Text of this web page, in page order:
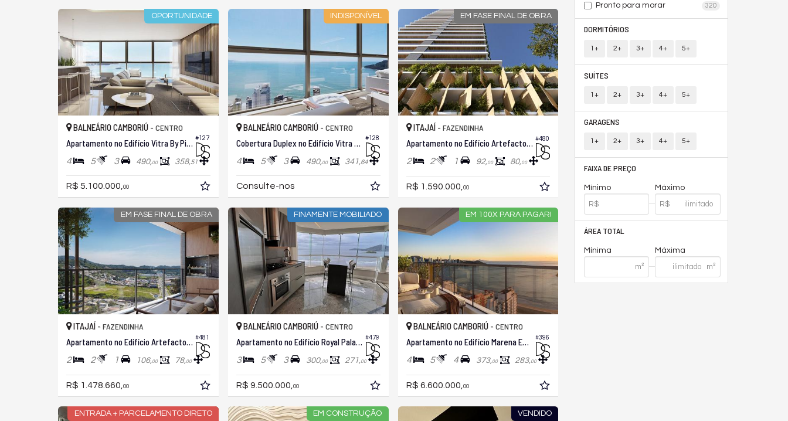
Pronto para morar 320
DORMITÓRIOS
1+ 2+ 3+ 4+ 5+
SUÍTES
1+ 2+ 3+ 4+ 5+
GARAGENS
1+ 2+ 3+ 4+ 5+
FAIXA DE PREÇO
Mínimo Máximo
ÁREA TOTAL
Mínima Máxima
OPORTUNIDADE
#127
BALNEÁRIO CAMBORIÚ - CENTRO
Apartamento no Edifício Vitra By Pininfarina
4 5 3 490,00 358,51
R$ 5.100.000, 00
INDISPONÍVEL
#128
BALNEÁRIO CAMBORIÚ - CENTRO
Cobertura Duplex no Edifício Vitra By Pininfarina
4 5 3 490,00 341,64
Consulte-nos
EM FASE FINAL DE OBRA
#480
ITAJAÍ - FAZENDINHA
Apartamento no Edifício Artefacto Towers By Ck,
2 2 1 92,00 80,00
R$ 1.590.000, 00
EM FASE FINAL DE OBRA
#481
ITAJAÍ - FAZENDINHA
Apartamento no Edifício Artefacto Towers By Ck,
2 2 1 106,00 78,00
R$ 1.478.660, 00
FINAMENTE MOBILIADO
#479
BALNEÁRIO CAMBORIÚ - CENTRO
Apartamento no Edifício Royal Palace
3 5 3 300,00 271,00
R$ 9.500.000, 00
EM 100X PARA PAGAR!
#396
BALNEÁRIO CAMBORIÚ - CENTRO
Apartamento no Edifício Marena Embraed
4 5 4 373,00 283,00
R$ 6.600.000, 00
ENTRADA + PARCELAMENTO DIRETO EM CONSTRUÇÃO VENDIDO